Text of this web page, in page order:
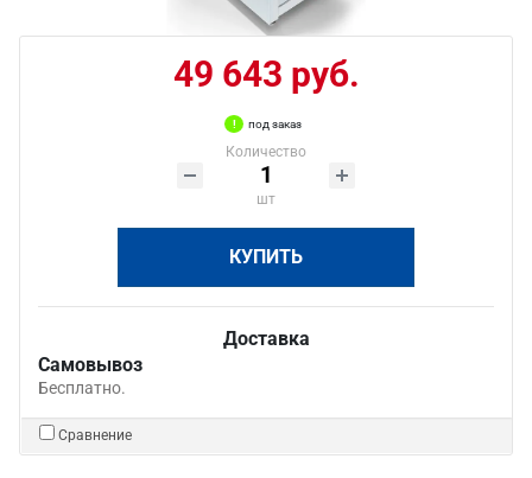
49 643 руб.
под заказ
Количество
шт
КУПИТЬ
Доставка
Самовывоз
Бесплатно.
Сравнение